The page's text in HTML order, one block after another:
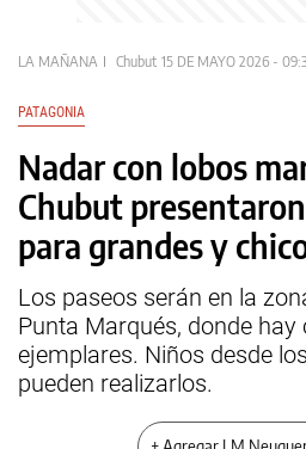
LA MAÑANA Chubut 15 DE MAYO 2026 -
PATAGONIA
Nadar con lobos
Chubut
para grandes y
Los paseos serán en la
Punta Marqués, donde hay
ejemplares. Niños desde
pueden realizarlos.